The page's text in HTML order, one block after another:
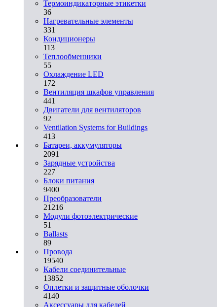
Термоиндикаторные этикетки
36
Нагревательные элементы
331
Кондиционеры
113
Теплообменники
55
Охлаждение LED
172
Вентиляция шкафов управления
441
Двигатели для вентиляторов
92
Ventilation Systems for Buildings
413
Батареи, аккумуляторы
2091
Зарядные устройства
227
Блоки питания
9400
Преобразователи
21216
Модули фотоэлектрические
51
Ballasts
89
Провода
19540
Кабели соединительные
13852
Оплетки и защитные оболочки
4140
Аксессуары для кабелей